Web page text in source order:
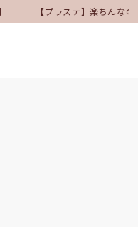
【プラステ】楽ちんな